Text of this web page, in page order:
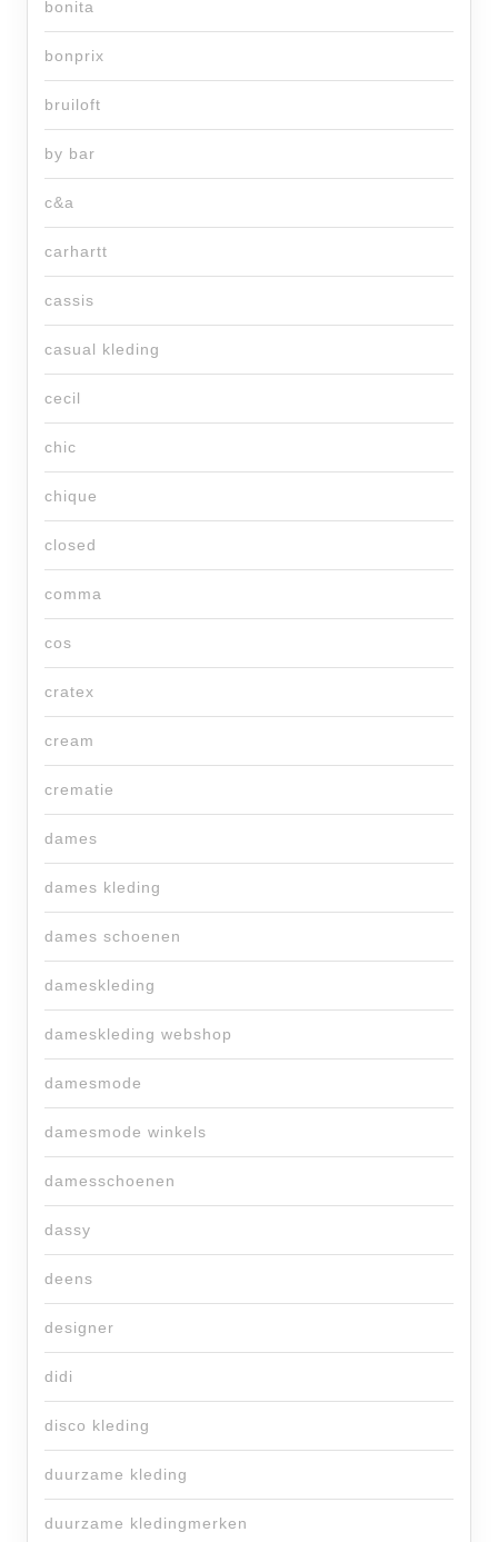
bonita
bonprix
bruiloft
by bar
c&a
carhartt
cassis
casual kleding
cecil
chic
chique
closed
comma
cos
cratex
cream
crematie
dames
dames kleding
dames schoenen
dameskleding
dameskleding webshop
damesmode
damesmode winkels
damesschoenen
dassy
deens
designer
didi
disco kleding
duurzame kleding
duurzame kledingmerken